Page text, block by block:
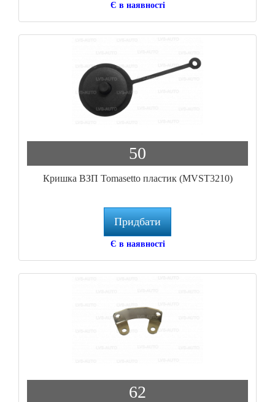
Є в наявності
50
Кришка ВЗП Tomasetto пластик (MVST3210)
Придбати
Є в наявності
62